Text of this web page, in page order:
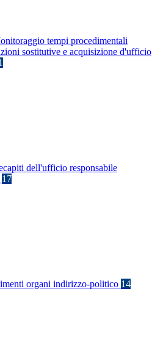
tempi procedimentali
sostitutive e acquisizione d'ufficio
dell'ufficio responsabile
17
organi indirizzo-politico 14